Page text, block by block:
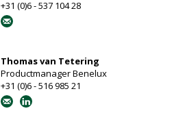
+31 (0)6 - 537 104 28
Thomas van Tetering
Productmanager Benelux
+31 (0)6 - 516 985 21